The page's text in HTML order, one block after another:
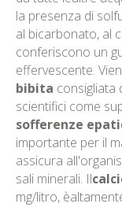
la presenza di
al bicarbonato, al
conferiscono un
effervescente.
bibita consigliata
scientifici come
sofferenze
importante per il
assicura
sali minerali. Il
mg/litro,